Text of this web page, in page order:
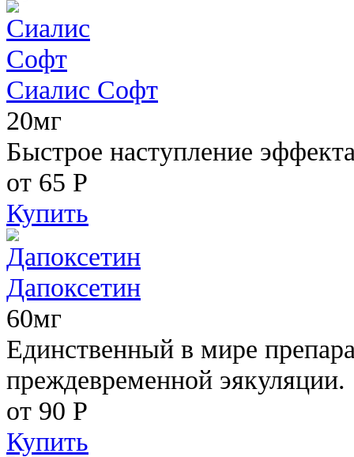
Сиалис Софт
20мг
Быстрое наступление
от 65 Р
Купить
Дапоксетин
60мг
Единственный в мире
преждевременной эякуляции.
от 90 Р
Купить